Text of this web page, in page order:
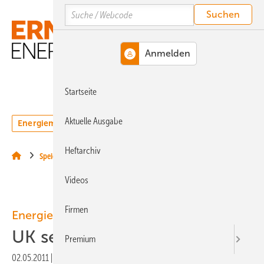
Hauptinhalt
Hauptmenü
SiteSearch
Energiemarkt Technologie
Speicher
Energiepolitik Großbritannien
UK setzt Zertifikate ab
02.05.2011
Search
Startseite
Aktuelle Ausgabe
Heftarchiv
Videos
Firmen
Premium